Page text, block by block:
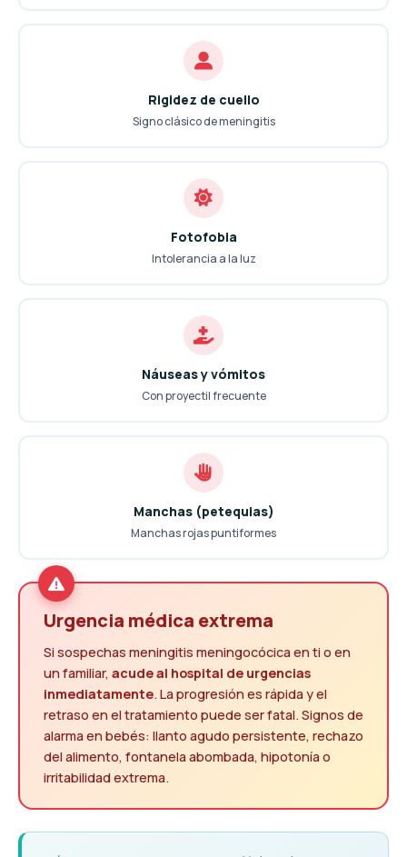
Rigidez de cuello
Signo clásico de meningitis
Fotofobia
Intolerancia a la luz
Náuseas y vómitos
Con proyectil frecuente
Manchas (petequias)
Manchas rojas puntiformes
Urgencia médica extrema
Si sospechas meningitis meningocócica en ti o en
un familiar, acude al hospital de urgencias
inmediatamente. La progresión es rápida y el
retraso en el tratamiento puede ser fatal. Signos de
alarma en bebés: llanto agudo persistente, rechazo
del alimento, fontanela abombada, hipotonía o
irritabilidad extrema.